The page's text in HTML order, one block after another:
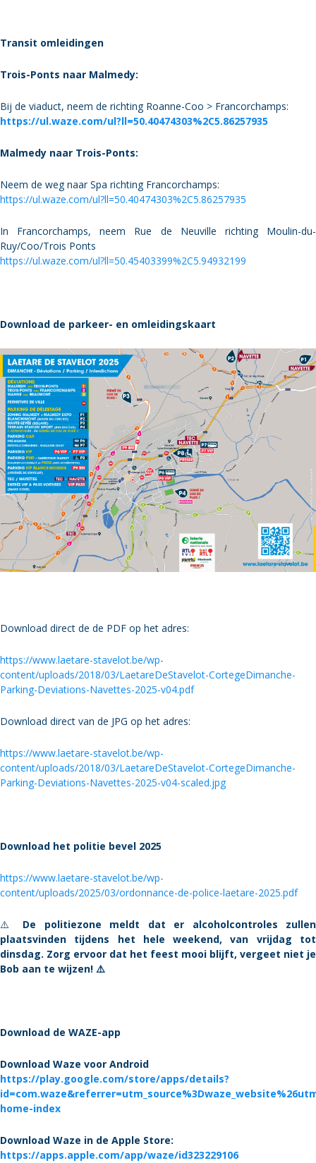
Transit omleidingen
Trois-Ponts naar Malmedy:
Bij de viaduct, neem de richting Roanne-Coo > Francorchamps:
https://ul.waze.com/ul?ll=50.40474303%2C5.86257935
Malmedy naar Trois-Ponts:
Neem de weg naar Spa richting Francorchamps:
https://ul.waze.com/ul?ll=50.40474303%2C5.86257935
In Francorchamps, neem Rue de Neuville richting Moulin-du-
Ruy/Coo/Trois Ponts
https://ul.waze.com/ul?ll=50.45403399%2C5.94932199
Download de parkeer- en omleidingskaart
Download direct de de PDF op het adres:
https://www.laetare-stavelot.be/wp-
content/uploads/2018/03/LaetareDeStavelot-CortegeDimanche-
Parking-Deviations-Navettes-2025-v04.pdf
Download direct van de JPG op het adres:
https://www.laetare-stavelot.be/wp-
content/uploads/2018/03/LaetareDeStavelot-CortegeDimanche-
Parking-Deviations-Navettes-2025-v04-scaled.jpg
Download het politie bevel 2025
https://www.laetare-stavelot.be/wp-
content/uploads/2025/03/ordonnance-de-police-laetare-2025.pdf
⚠️ De politiezone meldt dat er alcoholcontroles zullen
plaatsvinden tijdens het hele weekend, van vrijdag tot
dinsdag. Zorg ervoor dat het feest mooi blijft, vergeet niet je
Bob aan te wijzen! ⚠️
Download de WAZE-app
Download Waze voor Android
https://play.google.com/store/apps/details?
home-index
Download Waze in de Apple Store:
https://apps.apple.com/app/waze/id323229106